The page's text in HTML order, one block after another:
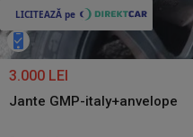
3.000 LEI
Jante GMP-italy+anvelope